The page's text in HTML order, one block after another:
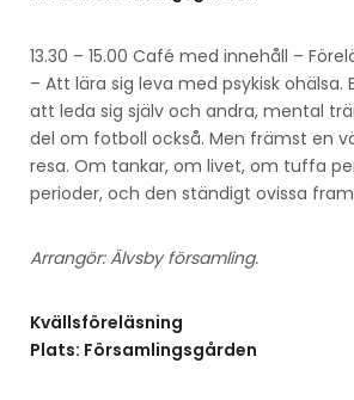
13.30 – 15.00 Café med innehåll –
– Att lära sig leva med psykisk ohälsa.
att leda sig själv och andra, mental
del om fotboll också. Men främst en
resa. Om tankar, om livet, om tuffa
perioder, och den ständigt ovissa
Arrangör: Älvsby församling.
Kvällsföreläsning
Plats: Församlingsgården